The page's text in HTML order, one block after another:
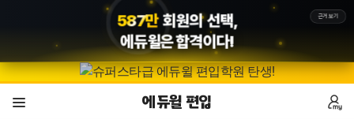
587만 회원의 선택,
에듀윌은 합격이다!
근거보기
에듀윌 편입
이성환 교수님 수업 들으면서 도움 많이 받았습니다!